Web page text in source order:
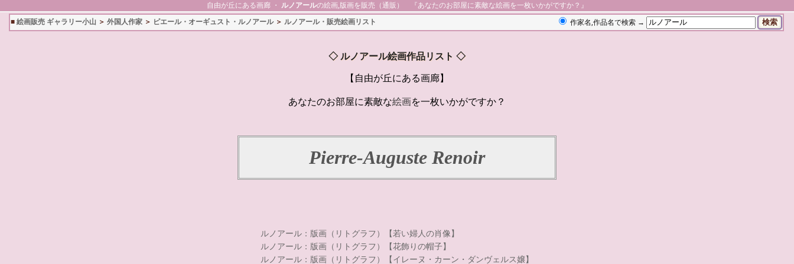
自由が丘にある画廊 ・ ルノアールの絵画,版画を販売（通販） 『あなたのお部屋に素敵な絵画を一枚いかがですか？』
■ 絵画販売 ギャラリー小山 ＞ 外国人作家 ＞ ピエール・オーギュスト・ルノアール＞ ルノアール・販売絵画リスト 作家名,作品名で検索 →
◇ ルノアール絵画作品リスト ◇
【自由が丘にある画廊】
あなたのお部屋に素敵な絵画を一枚いかがですか？
Pierre-Auguste Renoir
ルノアール：版画（リトグラフ）【若い婦人の肖像】
ルノアール：版画（リトグラフ）【花飾りの帽子】
ルノアール：版画（リトグラフ）【イレーヌ・カーン・ダンヴェルス嬢】